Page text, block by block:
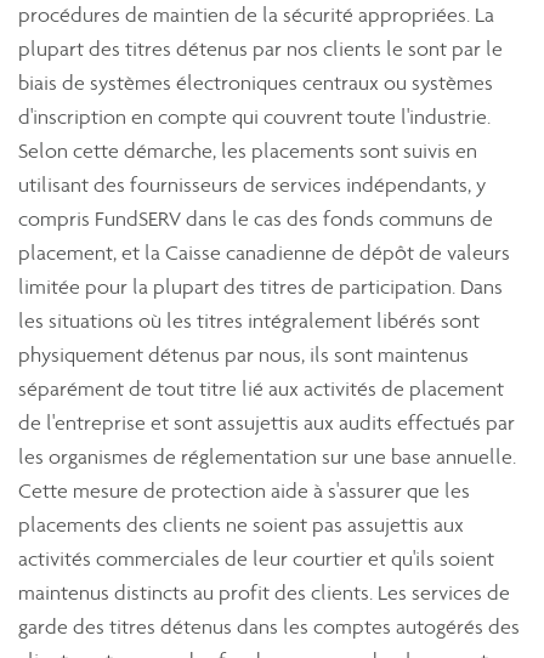
procédures de maintien de la sécurité appropriées. La
plupart des titres détenus par nos clients le sont par le
biais de systèmes électroniques centraux ou systèmes
d'inscription en compte qui couvrent toute l'industrie.
Selon cette démarche, les placements sont suivis en
utilisant des fournisseurs de services indépendants, y
compris FundSERV dans le cas des fonds communs de
placement, et la Caisse canadienne de dépôt de valeurs
limitée pour la plupart des titres de participation. Dans
les situations où les titres intégralement libérés sont
physiquement détenus par nous, ils sont maintenus
séparément de tout titre lié aux activités de placement
de l'entreprise et sont assujettis aux audits effectués par
les organismes de réglementation sur une base annuelle.
Cette mesure de protection aide à s'assurer que les
placements des clients ne soient pas assujettis aux
activités commerciales de leur courtier et qu'ils soient
maintenus distincts au profit des clients. Les services de
garde des titres détenus dans les comptes autogérés des